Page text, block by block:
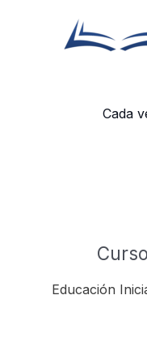
Cada
Educación